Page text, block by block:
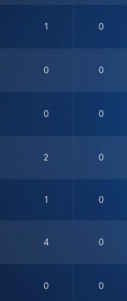
1 0
0 0
0 0
2 0
1 0
4 0
0 0